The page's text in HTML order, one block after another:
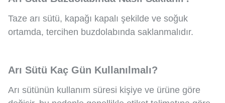
Taze arı sütü, kapağı kapalı şekilde ve soğuk
ortamda, tercihen buzdolabında saklanmalıdır.
Arı Sütü Kaç Gün Kullanılmalı?
Arı sütünün kullanım süresi kişiye ve ürüne göre